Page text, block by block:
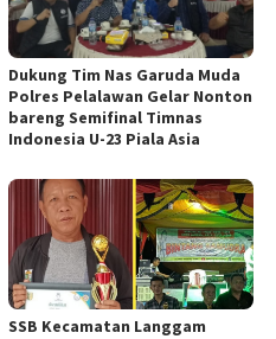
Dukung Tim Nas Garuda Muda
Polres Pelalawan Gelar Nonton
bareng Semifinal Timnas
Indonesia U-23 Piala Asia
SSB Kecamatan Langgam